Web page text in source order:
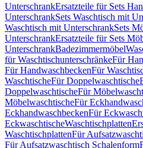
UnterschrankErsatzteile für Sets
UnterschrankSets Waschtisch mit
Waschtisch mit UnterschrankSets
UnterschrankErsatzteile für Sets
UnterschrankBadezimmermöbel
für WaschtischunterschränkeFür
Für HandwaschbeckenFür
WaschtischeFür Doppelwaschtische
DoppelwaschtischeFür
MöbelwaschtischeFür
EckhandwaschbeckenFür
EckwaschtischeWaschtischplatten
WaschtischplattenFür
Für Aufsatzwaschtisch Schalenform